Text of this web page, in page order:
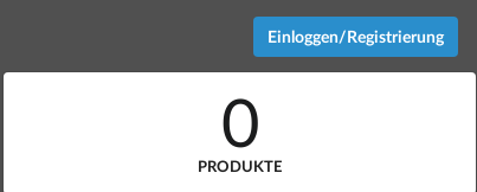
Einloggen/Registrierung
0
PRODUKTE